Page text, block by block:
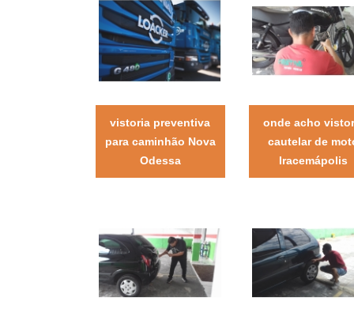
vistoria preventiva
para caminhão Nova
Odessa
onde acho
cautelar de
Iracemápolis